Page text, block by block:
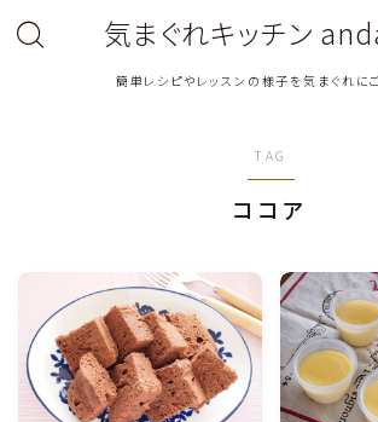
気まぐれキッチン
簡単レシピやレッスンの様子を気まぐれに
鶏肉料理
豚肉料理
TAG
ココア